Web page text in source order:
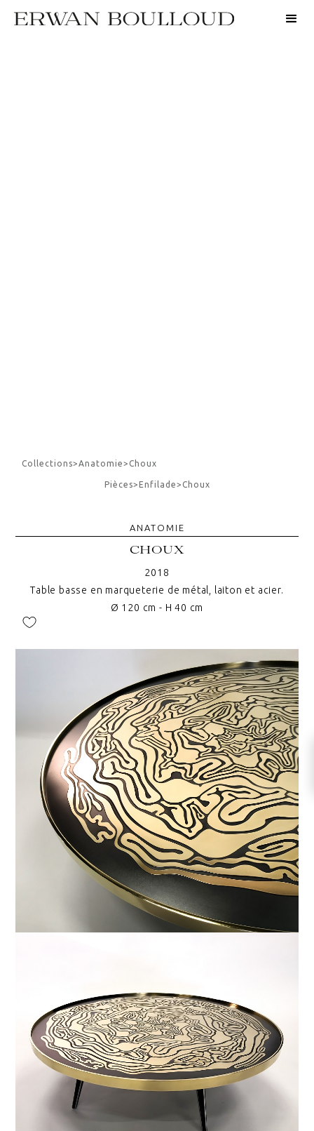
Collections>Anatomie> Choux
Pièces>Enfilade> Choux
ANATOMIE
CHOUX
2018
Table basse en marqueterie de métal, laiton et acier.
Ø 120 cm - H 40 cm